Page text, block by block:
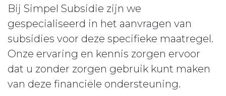
Bij Simpel Subsidie zijn we
gespecialiseerd in het aanvragen van
subsidies voor deze specifieke maatregel.
Onze ervaring en kennis zorgen ervoor
dat u zonder zorgen gebruik kunt maken
van deze financiële ondersteuning.